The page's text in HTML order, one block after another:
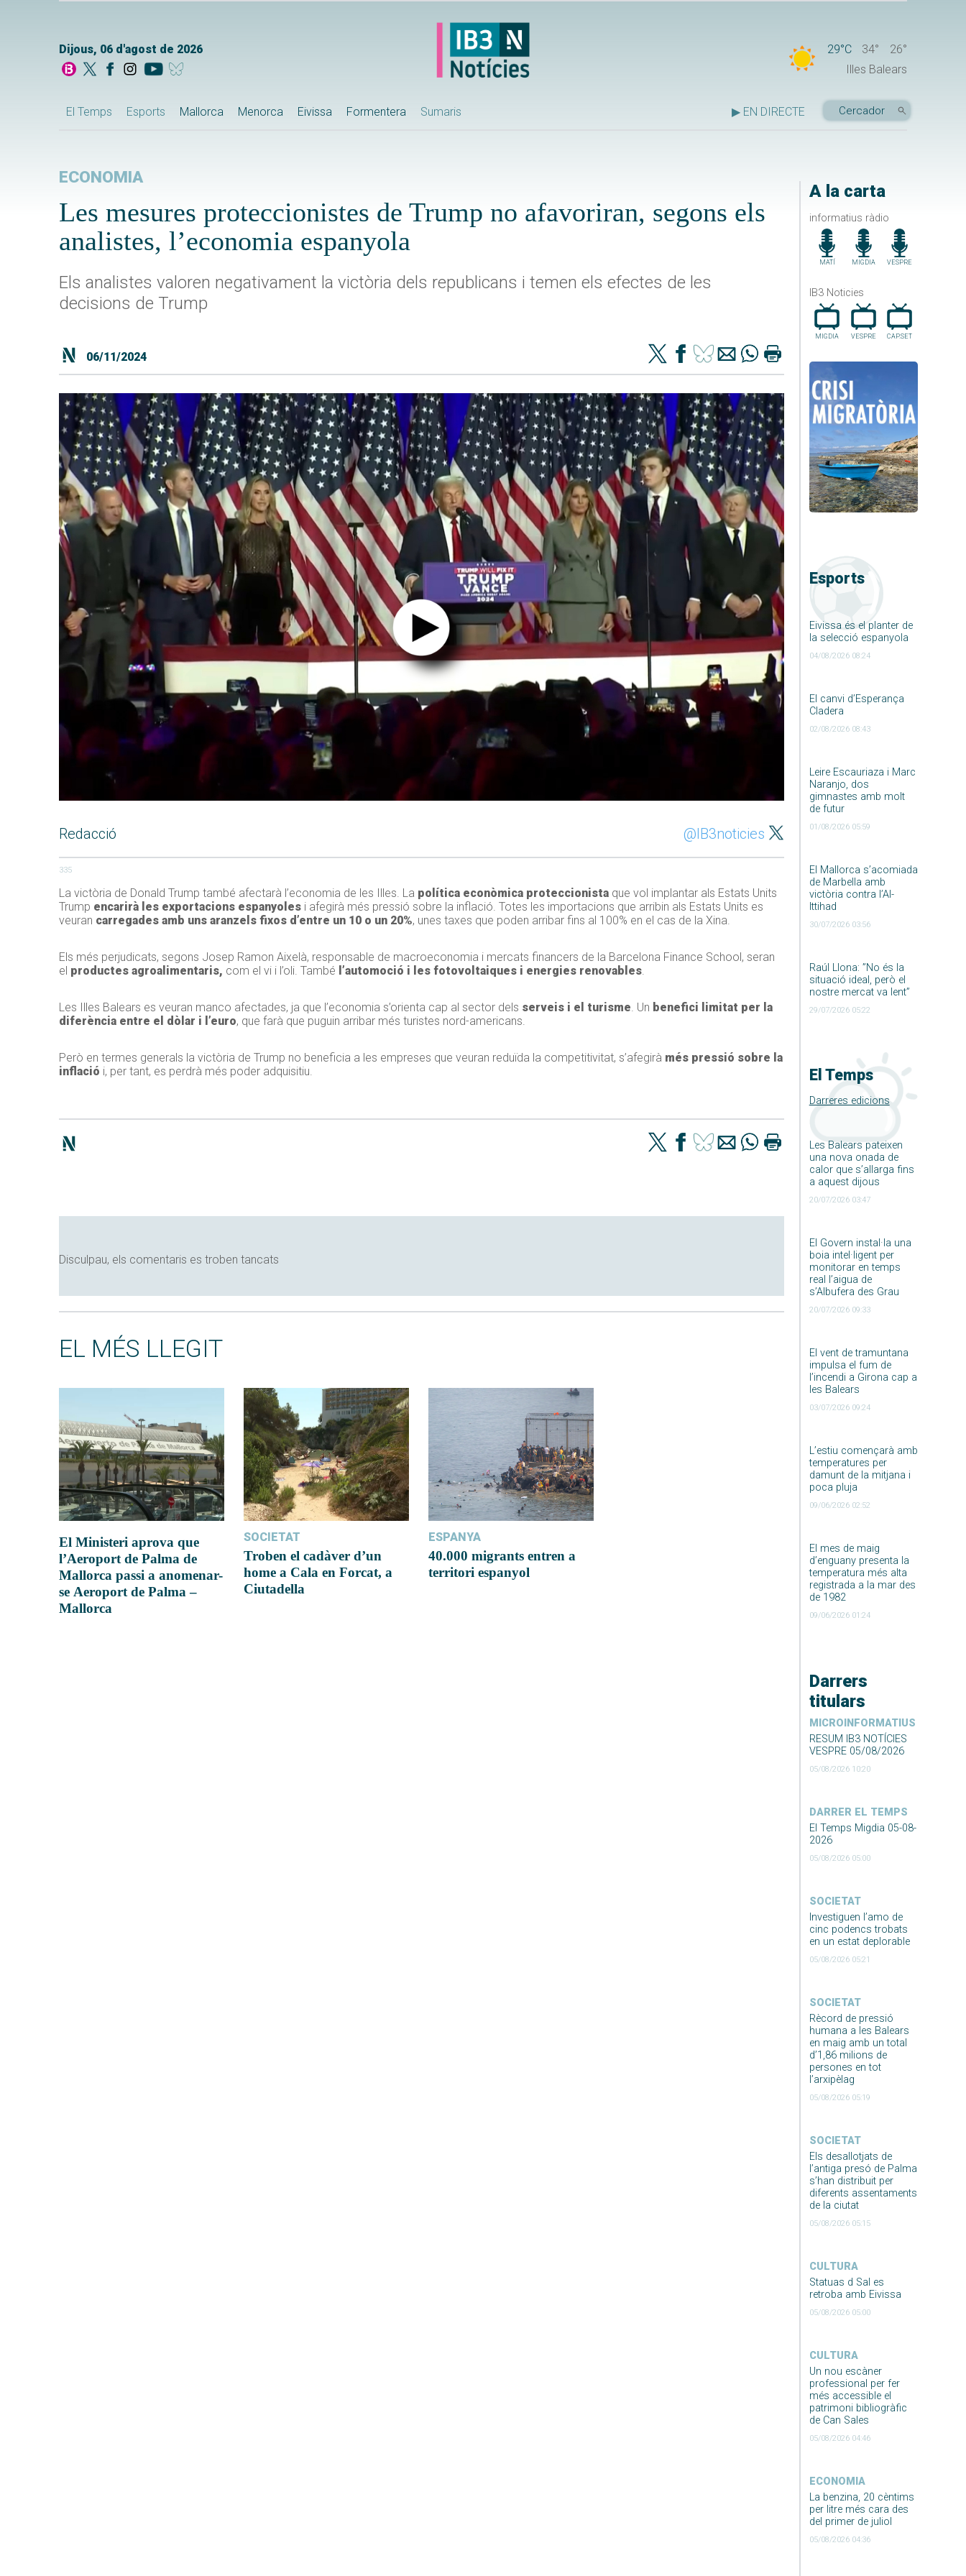
Dijous, 06 d'agost de 2026 29°C 34°
26°
Illes Balears
El Temps Esports Mallorca Menorca Eivissa Formentera Sumaris ▶ EN DIRECTE
A la carta
informatius ràdio
MATÍ MIGDIA VESPRE
IB3 Noticies
MIGDIA VESPRE CAP.SET
Esports
Eivissa és el planter de
la selecció espanyola
04/08/2026 08:24
El canvi d’Esperança
Cladera
02/08/2026 08:43
Leire Escauriaza i Marc
Naranjo, dos
gimnastes amb molt
de futur
01/08/2026 05:59
El Mallorca s’acomiada
de Marbella amb
victòria contra l’Al-
Ittihad
30/07/2026 03:56
Raúl Llona: ”No és la
situació ideal, però el
nostre mercat va lent”
29/07/2026 05:22
El Temps
Darreres edicions
Les Balears pateixen
una nova onada de
calor que s’allarga fins
a aquest dijous
20/07/2026 03:47
El Govern instal·la una
boia intel·ligent per
monitorar en temps
real l’aigua de
s’Albufera des Grau
20/07/2026 09:33
El vent de tramuntana
impulsa el fum de
l’incendi a Girona cap a
les Balears
03/07/2026 09:24
L’estiu començarà amb
temperatures per
damunt de la mitjana i
poca pluja
09/06/2026 02:52
El mes de maig
d’enguany presenta la
temperatura més alta
registrada a la mar des
de 1982
09/06/2026 01:24
Darrers
titulars
MICROINFORMATIUS
RESUM IB3 NOTÍCIES
VESPRE 05/08/2026
05/08/2026 10:20
DARRER EL TEMPS
El Temps Migdia 05-08-
2026
05/08/2026 05:00
SOCIETAT
Investiguen l’amo de
cinc podencs trobats
en un estat deplorable
05/08/2026 05:21
SOCIETAT
Rècord de pressió
humana a les Balears
en maig amb un total
d’1,86 milions de
persones en tot
l’arxipèlag
05/08/2026 05:19
SOCIETAT
Els desallotjats de
l’antiga presó de Palma
s’han distribuit per
diferents assentaments
de la ciutat
05/08/2026 05:15
CULTURA
Statuas d Sal es
retroba amb Eivissa
05/08/2026 05:00
CULTURA
Un nou escàner
professional per fer
més accessible el
patrimoni bibliogràfic
de Can Sales
05/08/2026 04:46
ECONOMIA
La benzina, 20 cèntims
per litre més cara des
del primer de juliol
05/08/2026 04:36
ECONOMIA
Les mesures proteccionistes de Trump no afavoriran, segons els
analistes, l’economia espanyola
Els analistes valoren negativament la victòria dels republicans i temen els efectes de les
decisions de Trump
06/11/2024
Redacció @IB3noticies
335
La victòria de Donald Trump també afectarà l’economia de les Illes. La política econòmica proteccionista que vol implantar als Estats Units
Trump encarirà les exportacions espanyoles i afegirà més pressió sobre la inflació. Totes les importacions que arribin als Estats Units es
veuran carregades amb uns aranzels fixos d’entre un 10 o un 20%, unes taxes que poden arribar fins al 100% en el cas de la Xina.
Els més perjudicats, segons Josep Ramon Aixelà, responsable de macroeconomia i mercats financers de la Barcelona Finance School, seran
el productes agroalimentaris, com el vi i l’oli. També l’automoció i les fotovoltaiques i energies renovables.
Les Illes Balears es veuran manco afectades, ja que l’economia s’orienta cap al sector dels serveis i el turisme. Un benefici limitat per la
diferència entre el dòlar i l’euro, que farà que puguin arribar més turistes nord-americans.
Però en termes generals la victòria de Trump no beneficia a les empreses que veuran reduïda la competitivitat, s’afegirà més pressió sobre la
inflació i, per tant, es perdrà més poder adquisitiu.
Disculpau, els comentaris es troben tancats
EL MÉS LLEGIT
El Ministeri aprova que
l’Aeroport de Palma de
Mallorca passi a anomenar-
se Aeroport de Palma –
Mallorca
SOCIETAT
Troben el cadàver d’un
home a Cala en Forcat, a
Ciutadella
ESPANYA
40.000 migrants entren a
territori espanyol